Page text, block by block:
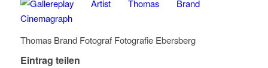
Thomas Brand Fotograf Fotografie Ebersberg
Eintrag teilen